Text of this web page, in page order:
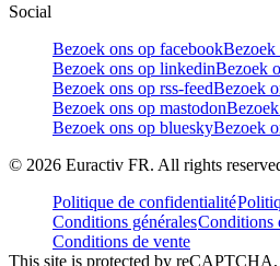
Social
Bezoek ons op facebookBezoek
Bezoek ons op linkedinBezoek
Bezoek ons op rss-feedBezoek
Bezoek ons op mastodon
Bezoek ons op blueskyBezoek
© 2026 Euractiv FR. All rights
Politique de confidentialité
Conditions généralesConditions
Conditions de vente
This site is protected by